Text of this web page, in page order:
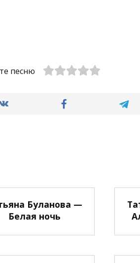
песню
Буланова —
Белая ночь